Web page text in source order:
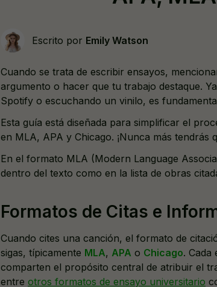
Humanizar IA gratis
Escrito por Emily Watson
Cuando se trata de escribir ensayos,
argumento o hacer que tu trabajo destaque.
Spotify o escuchando un vinilo, es
Esta guía está diseñada para simplificar el
en MLA, APA y Chicago. ¡Nunca más
En el formato MLA (Modern Language
dentro del texto como en la lista de obras
Formatos de Citas e
Cuando cites una canción, el formato de
sigas, típicamente MLA, APA o Chicago. Cada
comparten el propósito central de atribuir el
entre otros formatos de ensayo universitario